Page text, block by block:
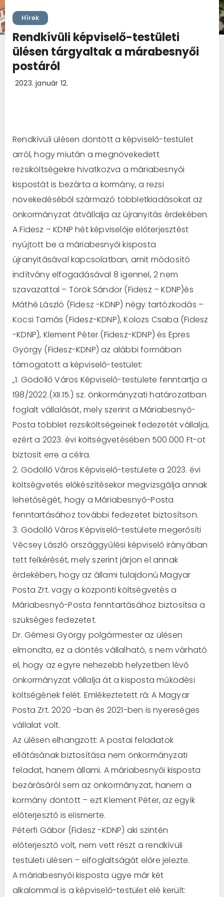
Hírek
Rendkívüli képviselő-testületi
ülésen tárgyaltak a márabesnyői
postáról
2023. január 12.
Rendkívüli ülésen döntött a képviselő-testület
arról, hogy miután a megnövekedett
rezsiköltségekre hivatkozva a máriabesnyői
kispostát is bezárta a kormány, a rezsi
növekedéséből származó többletkiadásokat az
önkormányzat átvállalja az újranyitás érdekében.
A Fidesz – KDNP hét képviselője előterjesztést
nyújtott be a máriabesnyői kisposta
újranyitásával kapcsolatban, amit módosító
indítvány elfogadásával 8 igennel, 2 nem
szavazattal – Török Sándor (Fidesz – KDNP)és
Máthé László (Fidesz -KDNP) négy tartózkodás –
Kocsi Tamás (Fidesz-KDNP), Kolozs Csaba (Fidesz
-KDNP), Klement Péter (Fidesz-KDNP) és Epres
György (Fidesz-KDNP) az alábbi formában
támogatott a képviselő-testület:
„1. Gödöllő Város Képviselő-testülete fenntartja a
198/2022.(XII.15.) sz. önkormányzati határozatban
foglalt vállalását, mely szerint a Máriabesnyő-
Posta többlet rezsiköltségeinek fedezetét vállalja,
ezért a 2023. évi költségvetésében 500.000 Ft-ot
biztosít erre a célra.
2. Gödöllő Város Képviselő-testülete a 2023. évi
költségvetés előkészítésekor megvizsgálja annak
lehetőségét, hogy a Máriabesnyő-Posta
fenntartásához további fedezetet biztosítson.
3. Gödöllő Város Képviselő-testülete megerősíti
Vécsey László országgyűlési képviselő irányában
tett felkérését, mely szerint járjon el annak
érdekében, hogy az állami tulajdonú Magyar
Posta Zrt. vagy a központi költségvetés a
Máriabesnyő-Posta fenntartásához biztosítsa a
szükséges fedezetet.
Dr. Gémesi György polgármester az ülésen
elmondta, ez a döntés vállalható, s nem várható
el, hogy az egyre nehezebb helyzetben lévő
önkormányzat vállalja át a kisposta működési
költségének felét. Emlékeztetett rá: A Magyar
Posta Zrt. 2020 -ban és 2021-ben is nyereséges
vállalat volt.
Az ülésen elhangzott: A postai feladatok
ellátásának biztosítása nem önkormányzati
feladat, hanem állami. A máriabesnyői kisposta
bezárásáról sem az önkormányzat, hanem a
kormány döntött – ezt Klement Péter, az egyik
előterjesztő is elismerte.
Péterfi Gábor (Fidesz -KDNP) aki szintén
előterjesztő volt, nem vett részt a rendkívüli
testületi ülésen – elfoglaltságát előre jelezte.
A máriabesnyői kisposta ügye már két
alkalommal is a képviselő-testület elé került: